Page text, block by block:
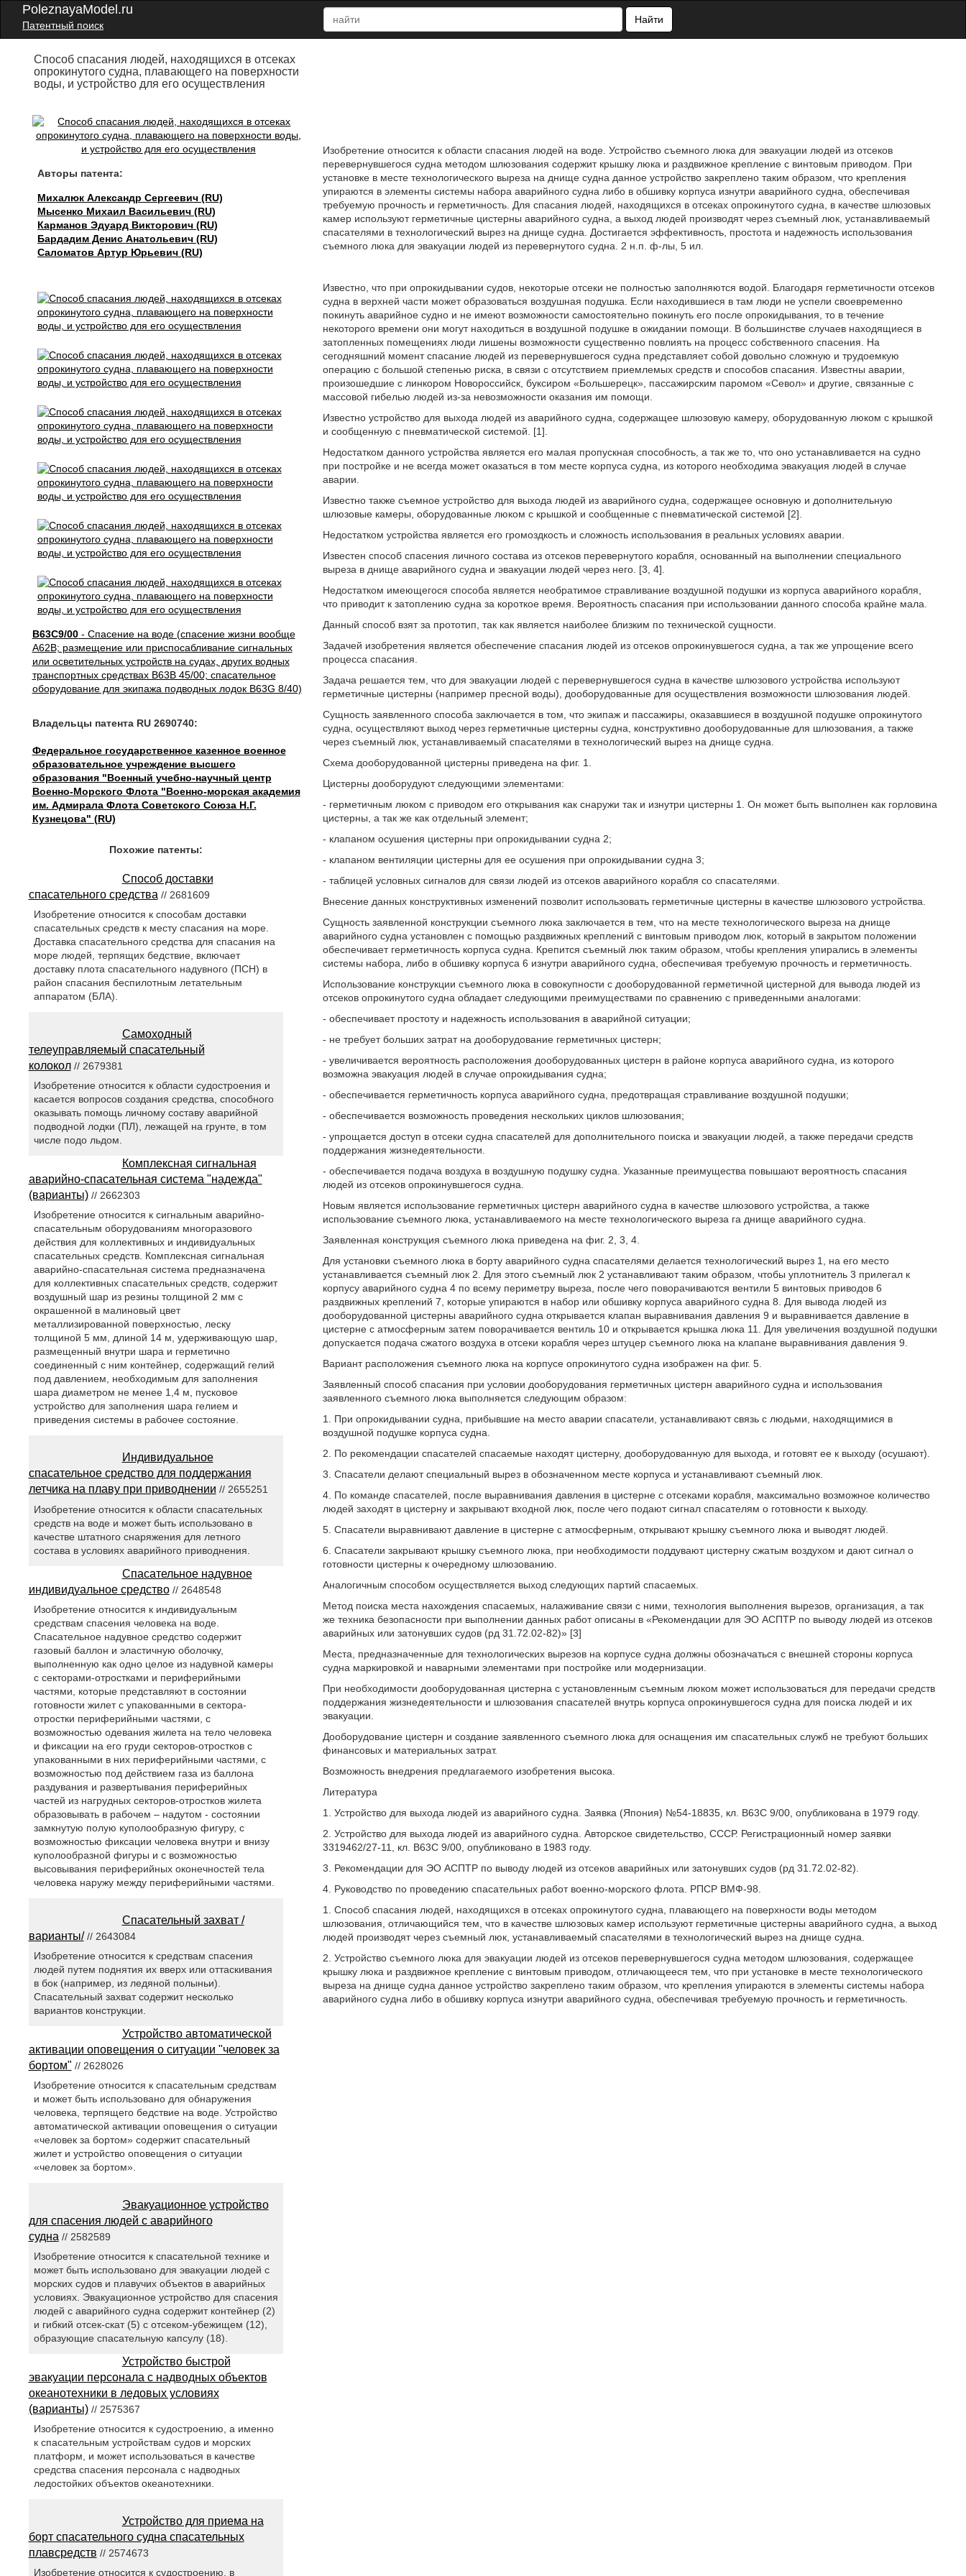
PoleznayaModel.ru
Патентный поиск
Найти
Способ спасания людей, находящихся в отсеках
опрокинутого судна, плавающего на поверхности
воды, и устройство для его осуществления
Авторы патента:
Михалюк Александр Сергеевич (RU)
Мысенко Михаил Васильевич (RU)
Карманов Эдуард Викторович (RU)
Бардадим Денис Анатольевич (RU)
Саломатов Артур Юрьевич (RU)
B63C9/00- Спасение на воде (спасение жизни вообще
A62B; размещение или приспосабливание сигнальных
или осветительных устройств на судах, других водных
транспортных средствах B63B 45/00; спасательное
оборудование для экипажа подводных лодок B63G 8/40)
Владельцы патента RU 2690740:
Федеральное государственное казенное военное
образовательное учреждение высшего
образования "Военный учебно-научный центр
Военно-Морского Флота "Военно-морская академия
им. Адмирала Флота Советского Союза Н.Г.
Кузнецова" (RU)
Изобретение относится к области спасания людей на воде. Устройство съемного люка для эвакуации людей из отсеков
перевернувшегося судна методом шлюзования содержит крышку люка и раздвижное крепление с винтовым приводом. При
установке в месте технологического выреза на днище судна данное устройство закреплено таким образом, что крепления
упираются в элементы системы набора аварийного судна либо в обшивку корпуса изнутри аварийного судна, обеспечивая
требуемую прочность и герметичность. Для спасания людей, находящихся в отсеках опрокинутого судна, в качестве шлюзовых
камер используют герметичные цистерны аварийного судна, а выход людей производят через съемный люк, устанавливаемый
спасателями в технологический вырез на днище судна. Достигается эффективность, простота и надежность использования
съемного люка для эвакуации людей из перевернутого судна. 2 н.п. ф-лы, 5 ил.
Известно, что при опрокидывании судов, некоторые отсеки не полностью заполняются водой. Благодаря герметичности отсеков
судна в верхней части может образоваться воздушная подушка. Если находившиеся в там люди не успели своевременно
покинуть аварийное судно и не имеют возможности самостоятельно покинуть его после опрокидывания, то в течение
некоторого времени они могут находиться в воздушной подушке в ожидании помощи. В большинстве случаев находящиеся в
затопленных помещениях люди лишены возможности существенно повлиять на процесс собственного спасения. На
сегодняшний момент спасание людей из перевернувшегося судна представляет собой довольно сложную и трудоемкую
операцию с большой степенью риска, в связи с отсутствием приемлемых средств и способов спасания. Известны аварии,
произошедшие с линкором Новороссийск, буксиром «Большерецк», пассажирским паромом «Севол» и другие, связанные с
массовой гибелью людей из-за невозможности оказания им помощи.
Известно устройство для выхода людей из аварийного судна, содержащее шлюзовую камеру, оборудованную люком с крышкой
и сообщенную с пневматической системой. [1].
Недостатком данного устройства является его малая пропускная способность, а так же то, что оно устанавливается на судно
при постройке и не всегда может оказаться в том месте корпуса судна, из которого необходима эвакуация людей в случае
аварии.
Известно также съемное устройство для выхода людей из аварийного судна, содержащее основную и дополнительную
шлюзовые камеры, оборудованные люком с крышкой и сообщенные с пневматической системой [2].
Недостатком устройства является его громоздкость и сложность использования в реальных условиях аварии.
Известен способ спасения личного состава из отсеков перевернутого корабля, основанный на выполнении специального
выреза в днище аварийного судна и эвакуации людей через него. [3, 4].
Недостатком имеющегося способа является необратимое стравливание воздушной подушки из корпуса аварийного корабля,
что приводит к затоплению судна за короткое время. Вероятность спасания при использовании данного способа крайне мала.
Данный способ взят за прототип, так как является наиболее близким по технической сущности.
Задачей изобретения является обеспечение спасания людей из отсеков опрокинувшегося судна, а так же упрощение всего
процесса спасания.
Задача решается тем, что для эвакуации людей с перевернувшегося судна в качестве шлюзового устройства используют
герметичные цистерны (например пресной воды), дооборудованные для осуществления возможности шлюзования людей.
Сущность заявленного способа заключается в том, что экипаж и пассажиры, оказавшиеся в воздушной подушке опрокинутого
судна, осуществляют выход через герметичные цистерны судна, конструктивно дооборудованные для шлюзования, а также
через съемный люк, устанавливаемый спасателями в технологический вырез на днище судна.
Схема дооборудованной цистерны приведена на фиг. 1.
Цистерны дооборудуют следующими элементами:
- герметичным люком с приводом его открывания как снаружи так и изнутри цистерны 1. Он может быть выполнен как горловина
цистерны, а так же как отдельный элемент;
- клапаном осушения цистерны при опрокидывании судна 2;
- клапаном вентиляции цистерны для ее осушения при опрокидывании судна 3;
- таблицей условных сигналов для связи людей из отсеков аварийного корабля со спасателями.
Внесение данных конструктивных изменений позволит использовать герметичные цистерны в качестве шлюзового устройства.
Сущность заявленной конструкции съемного люка заключается в тем, что на месте технологического выреза на днище
аварийного судна установлен с помощью раздвижных креплений с винтовым приводом люк, который в закрытом положении
обеспечивает герметичность корпуса судна. Крепится съемный люк таким образом, чтобы крепления упирались в элементы
системы набора, либо в обшивку корпуса 6 изнутри аварийного судна, обеспечивая требуемую прочность и герметичность.
Использование конструкции съемного люка в совокупности с дооборудованной герметичной цистерной для вывода людей из
отсеков опрокинутого судна обладает следующими преимуществами по сравнению с приведенными аналогами:
- обеспечивает простоту и надежность использования в аварийной ситуации;
- не требует больших затрат на дооборудование герметичных цистерн;
- увеличивается вероятность расположения дооборудованных цистерн в районе корпуса аварийного судна, из которого
возможна эвакуация людей в случае опрокидывания судна;
- обеспечивается герметичность корпуса аварийного судна, предотвращая стравливание воздушной подушки;
- обеспечивается возможность проведения нескольких циклов шлюзования;
- упрощается доступ в отсеки судна спасателей для дополнительного поиска и эвакуации людей, а также передачи средств
поддержания жизнедеятельности.
- обеспечивается подача воздуха в воздушную подушку судна. Указанные преимущества повышают вероятность спасания
людей из отсеков опрокинувшегося судна.
Новым является использование герметичных цистерн аварийного судна в качестве шлюзового устройства, а также
использование съемного люка, устанавливаемого на месте технологического выреза га днище аварийного судна.
Заявленная конструкция съемного люка приведена на фиг. 2, 3, 4.
Для установки съемного люка в борту аварийного судна спасателями делается технологический вырез 1, на его место
устанавливается съемный люк 2. Для этого съемный люк 2 устанавливают таким образом, чтобы уплотнитель 3 прилегал к
корпусу аварийного судна 4 по всему периметру выреза, после чего поворачиваются вентили 5 винтовых приводов 6
раздвижных креплений 7, которые упираются в набор или обшивку корпуса аварийного судна 8. Для вывода людей из
дооборудованной цистерны аварийного судна открывается клапан выравнивания давления 9 и выравнивается давление в
цистерне с атмосферным затем поворачивается вентиль 10 и открывается крышка люка 11. Для увеличения воздушной подушки
допускается подача сжатого воздуха в отсеки корабля через штуцер съемного люка на клапане выравнивания давления 9.
Вариант расположения съемного люка на корпусе опрокинутого судна изображен на фиг. 5.
Заявленный способ спасания при условии дооборудования герметичных цистерн аварийного судна и использования
заявленного съемного люка выполняется следующим образом:
1. При опрокидывании судна, прибывшие на место аварии спасатели, устанавливают связь с людьми, находящимися в
воздушной подушке корпуса судна.
2. По рекомендации спасателей спасаемые находят цистерну, дооборудованную для выхода, и готовят ее к выходу (осушают).
3. Спасатели делают специальный вырез в обозначенном месте корпуса и устанавливают съемный люк.
4. По команде спасателей, после выравнивания давления в цистерне с отсеками корабля, максимально возможное количество
людей заходят в цистерну и закрывают входной люк, после чего подают сигнал спасателям о готовности к выходу.
5. Спасатели выравнивают давление в цистерне с атмосферным, открывают крышку съемного люка и выводят людей.
6. Спасатели закрывают крышку съемного люка, при необходимости поддувают цистерну сжатым воздухом и дают сигнал о
готовности цистерны к очередному шлюзованию.
Аналогичным способом осуществляется выход следующих партий спасаемых.
Метод поиска места нахождения спасаемых, налаживание связи с ними, технология выполнения вырезов, организация, а так
же техника безопасности при выполнении данных работ описаны в «Рекомендации для ЭО АСПТР по выводу людей из отсеков
аварийных или затонувших судов (рд 31.72.02-82)» [3]
Места, предназначенные для технологических вырезов на корпусе судна должны обозначаться с внешней стороны корпуса
судна маркировкой и наварными элементами при постройке или модернизации.
При необходимости дооборудованная цистерна с установленным съемным люком может использоваться для передачи средств
поддержания жизнедеятельности и шлюзования спасателей внутрь корпуса опрокинувшегося судна для поиска людей и их
эвакуации.
Дооборудование цистерн и создание заявленного съемного люка для оснащения им спасательных служб не требуют больших
финансовых и материальных затрат.
Возможность внедрения предлагаемого изобретения высока.
Литература
1. Устройство для выхода людей из аварийного судна. Заявка (Япония) №54-18835, кл. В63С 9/00, опубликована в 1979 году.
2. Устройство для выхода людей из аварийного судна. Авторское свидетельство, СССР. Регистрационный номер заявки
3319462/27-11, кл. В63С 9/00, опубликовано в 1983 году.
3. Рекомендации для ЭО АСПТР по выводу людей из отсеков аварийных или затонувших судов (рд 31.72.02-82).
4. Руководство по проведению спасательных работ военно-морского флота. РПСР ВМФ-98.
1. Способ спасания людей, находящихся в отсеках опрокинутого судна, плавающего на поверхности воды методом
шлюзования, отличающийся тем, что в качестве шлюзовых камер используют герметичные цистерны аварийного судна, а выход
людей производят через съемный люк, устанавливаемый спасателями в технологический вырез на днище судна.
2. Устройство съемного люка для эвакуации людей из отсеков перевернувшегося судна методом шлюзования, содержащее
крышку люка и раздвижное крепление с винтовым приводом, отличающееся тем, что при установке в месте технологического
выреза на днище судна данное устройство закреплено таким образом, что крепления упираются в элементы системы набора
аварийного судна либо в обшивку корпуса изнутри аварийного судна, обеспечивая требуемую прочность и герметичность.
Похожие патенты:
Способ доставки
спасательного средства // 2681609
Изобретение относится к способам доставки
спасательных средств к месту спасания на море.
Доставка спасательного средства для спасания на
море людей, терпящих бедствие, включает
доставку плота спасательного надувного (ПСН) в
район спасания беспилотным летательным
аппаратом (БЛА).
Самоходный
телеуправляемый спасательный
колокол// 2679381
Изобретение относится к области судостроения и
касается вопросов создания средства, способного
оказывать помощь личному составу аварийной
подводной лодки (ПЛ), лежащей на грунте, в том
числе подо льдом.
Комплексная сигнальная
аварийно-спасательная система "надежда"
(варианты)// 2662303
Изобретение относится к сигнальным аварийно-
спасательным оборудованиям многоразового
действия для коллективных и индивидуальных
спасательных средств. Комплексная сигнальная
аварийно-спасательная система предназначена
для коллективных спасательных средств, содержит
воздушный шар из резины толщиной 2 мм с
окрашенной в малиновый цвет
металлизированной поверхностью, леску
толщиной 5 мм, длиной 14 м, удерживающую шар,
размещенный внутри шара и герметично
соединенный с ним контейнер, содержащий гелий
под давлением, необходимым для заполнения
шара диаметром не менее 1,4 м, пусковое
устройство для заполнения шара гелием и
приведения системы в рабочее состояние.
Индивидуальное
спасательное средство для поддержания
летчика на плаву при приводнении // 2655251
Изобретение относится к области спасательных
средств на воде и может быть использовано в
качестве штатного снаряжения для летного
состава в условиях аварийного приводнения.
Спасательное надувное
индивидуальное средство// 2648548
Изобретение относится к индивидуальным
средствам спасения человека на воде.
Спасательное надувное средство содержит
газовый баллон и эластичную оболочку,
выполненную как одно целое из надувной камеры
с секторами-отростками и периферийными
частями, которые представляют в состоянии
готовности жилет с упакованными в сектора-
отростки периферийными частями, с
возможностью одевания жилета на тело человека
и фиксации на его груди секторов-отростков с
упакованными в них периферийными частями, с
возможностью под действием газа из баллона
раздувания и развертывания периферийных
частей из нагрудных секторов-отростков жилета
образовывать в рабочем – надутом - состоянии
замкнутую полую куполообразную фигуру, с
возможностью фиксации человека внутри и внизу
куполообразной фигуры и с возможностью
высовывания периферийных оконечностей тела
человека наружу между периферийными частями.
Спасательный захват /
варианты/// 2643084
Изобретение относится к средствам спасения
людей путем поднятия их вверх или оттаскивания
в бок (например, из ледяной полыньи).
Спасательный захват содержит несколько
вариантов конструкции.
Устройство автоматической
активации оповещения о ситуации "человек за
бортом" // 2628026
Изобретение относится к спасательным средствам
и может быть использовано для обнаружения
человека, терпящего бедствие на воде. Устройство
автоматической активации оповещения о ситуации
«человек за бортом» содержит спасательный
жилет и устройство оповещения о ситуации
«человек за бортом».
Эвакуационное устройство
для спасения людей с аварийного
судна // 2582589
Изобретение относится к спасательной технике и
может быть использовано для эвакуации людей с
морских судов и плавучих объектов в аварийных
условиях. Эвакуационное устройство для спасения
людей с аварийного судна содержит контейнер (2)
и гибкий отсек-скат (5) с отсеком-убежищем (12),
образующие спасательную капсулу (18).
Устройство быстрой
эвакуации персонала с надводных объектов
океанотехники в ледовых условиях
(варианты)// 2575367
Изобретение относится к судостроению, а именно
к спасательным устройствам судов и морских
платформ, и может использоваться в качестве
средства спасения персонала с надводных
ледостойких объектов океанотехники.
Устройство для приема на
борт спасательного судна спасательных
плавсредств // 2574673
Изобретение относится к судостроению, в